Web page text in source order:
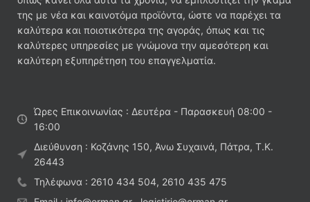
της με νέα και καινοτόμα προϊόντα, ώστε να παρέχει τα
καλύτερα και ποιοτικότερα της αγοράς, όπως και τις
καλύτερες υπηρεσίες με γνώμονα την αμεσότερη και
καλύτερη εξυπηρέτηση του επαγγελματία.
Ώρες Επικοινωνίας : Δευτέρα - Παρασκευή 08:00 -
16:00
Διεύθυνση : Κοζάνης 150, Άνω Συχαινά, Πάτρα, Τ.Κ.
26443
Τηλέφωνα : 2610 434 504, 2610 435 475